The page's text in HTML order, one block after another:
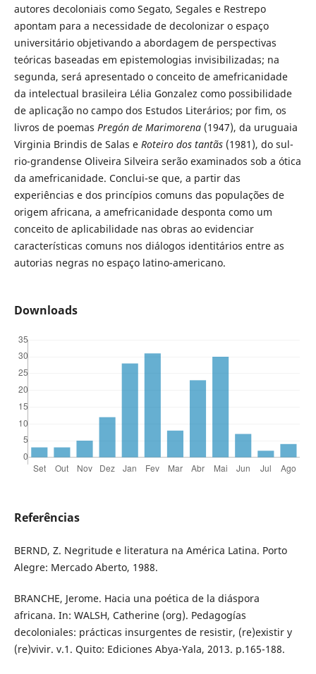
autores decoloniais como Segato, Segales e Restrepo
apontam para a necessidade de decolonizar o espaço
universitário objetivando a abordagem de perspectivas
teóricas baseadas em epistemologias invisibilizadas; na
segunda, será apresentado o conceito de amefricanidade
da intelectual brasileira Lélia Gonzalez como possibilidade
de aplicação no campo dos Estudos Literários; por fim, os
livros de poemas Pregón de Marimorena(1947), da uruguaia
Virginia Brindis de Salas e Roteiro dos tantãs(1981), do sul-
rio-grandense Oliveira Silveira serão examinados sob a ótica
da amefricanidade. Conclui-se que, a partir das
experiências e dos princípios comuns das populações de
origem africana, a amefricanidade desponta como um
conceito de aplicabilidade nas obras ao evidenciar
características comuns nos diálogos identitários entre as
autorias negras no espaço latino-americano.
Downloads
Referências
BERND, Z. Negritude e literatura na América Latina. Porto
Alegre: Mercado Aberto, 1988.
BRANCHE, Jerome. Hacia una poética de la diáspora
africana. In: WALSH, Catherine (org). Pedagogías
decoloniales: prácticas insurgentes de resistir, (re)existir y
(re)vivir. v.1. Quito: Ediciones Abya-Yala, 2013. p.165-188.